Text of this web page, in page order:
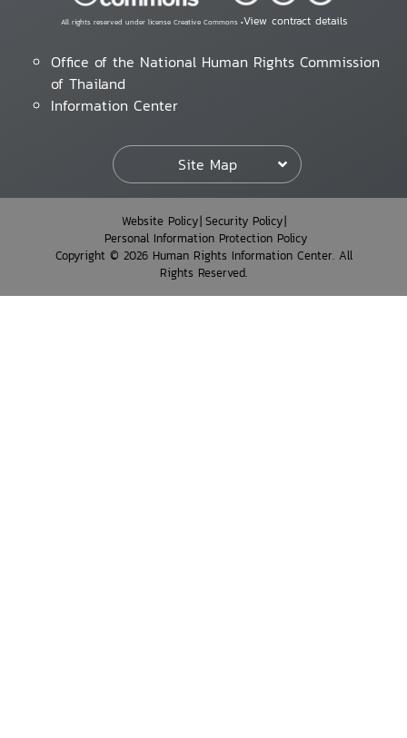
All rights reserved under license Creative Commons •View contract details
Office of the National Human Rights Commission
of Thailand
Information Center
Site Map
Website Policy Security Policy
Personal Information Protection Policy
Copyright © 2026 Human Rights Information Center. All
Rights Reserved.